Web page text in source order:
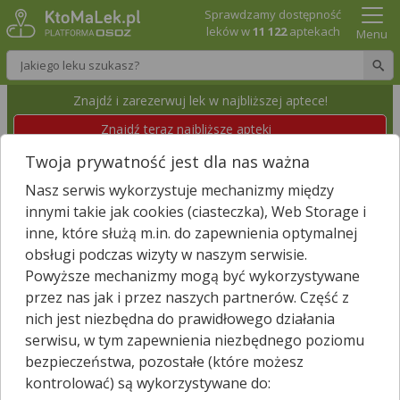
Wpisz nazwę leku
Sprawdzamy dostępność
leków w11 122aptekach Menu
Znajdź i zarezerwuj lek w najbliższej aptece!
Znajdź teraz najbliższe apteki
APTEKA WRACAM DO ZDROWIA
Gdańsk, Subisława 27 c Id apteki: 858 352
Znajdź leki w okolicy i zarezerwuj
Zgłoś nieistniejącą aptekę
−
Twoja prywatność jest dla nas ważna
Nasz serwis wykorzystuje mechanizmy między
innymi takie jak cookies (ciasteczka), Web Storage i
inne, które służą m.in. do zapewnienia optymalnej
obsługi podczas wizyty w naszym serwisie.
Powyższe mechanizmy mogą być wykorzystywane
przez nas jak i przez naszych partnerów. Część z
nich jest niezbędna do prawidłowego działania
serwisu, w tym zapewnienia niezbędnego poziomu
bezpieczeństwa, pozostałe (które możesz
kontrolować) są wykorzystywane do: